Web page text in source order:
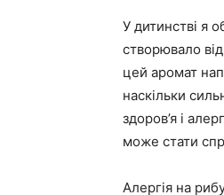
У дитинстві я
створювало
цей аромат
наскільки
здоров’я і
може стати
Алергія на